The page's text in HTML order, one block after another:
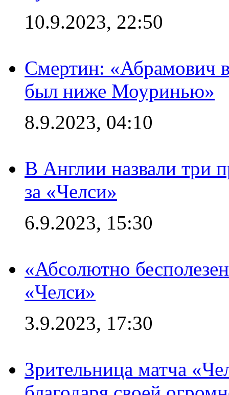
10.9.2023, 22:50
Смертин: «Абрамович в
был ниже Моуринью»
8.9.2023, 04:10
В Англии назвали три
за «Челси»
6.9.2023, 15:30
«Абсолютно
«Челси»
3.9.2023, 17:30
Зрительница матча